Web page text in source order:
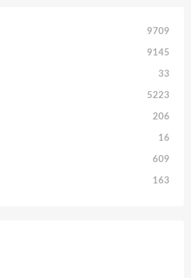
9709
9145
33
5223
206
16
609
163